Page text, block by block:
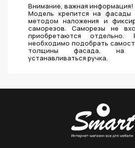
Внимание, важная информация!
Модель крепится на фасады
методом наложения и
саморезов. Саморезы не
приобретаются отдельно.
необходимо подобрать
толщины фасада, на
устанавливаться ручка.